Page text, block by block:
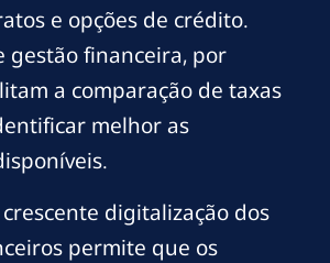
e opções de crédito.
gestão financeira, por
a comparação de taxas
melhor as
digitalização dos
permite que os